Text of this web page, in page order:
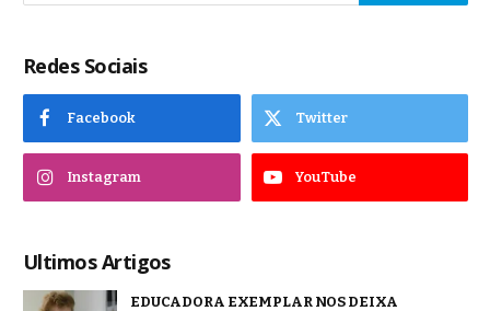
Redes Sociais
Facebook Twitter
Instagram YouTube
Ultimos Artigos
EDUCADORA EXEMPLAR NOS DEIXA